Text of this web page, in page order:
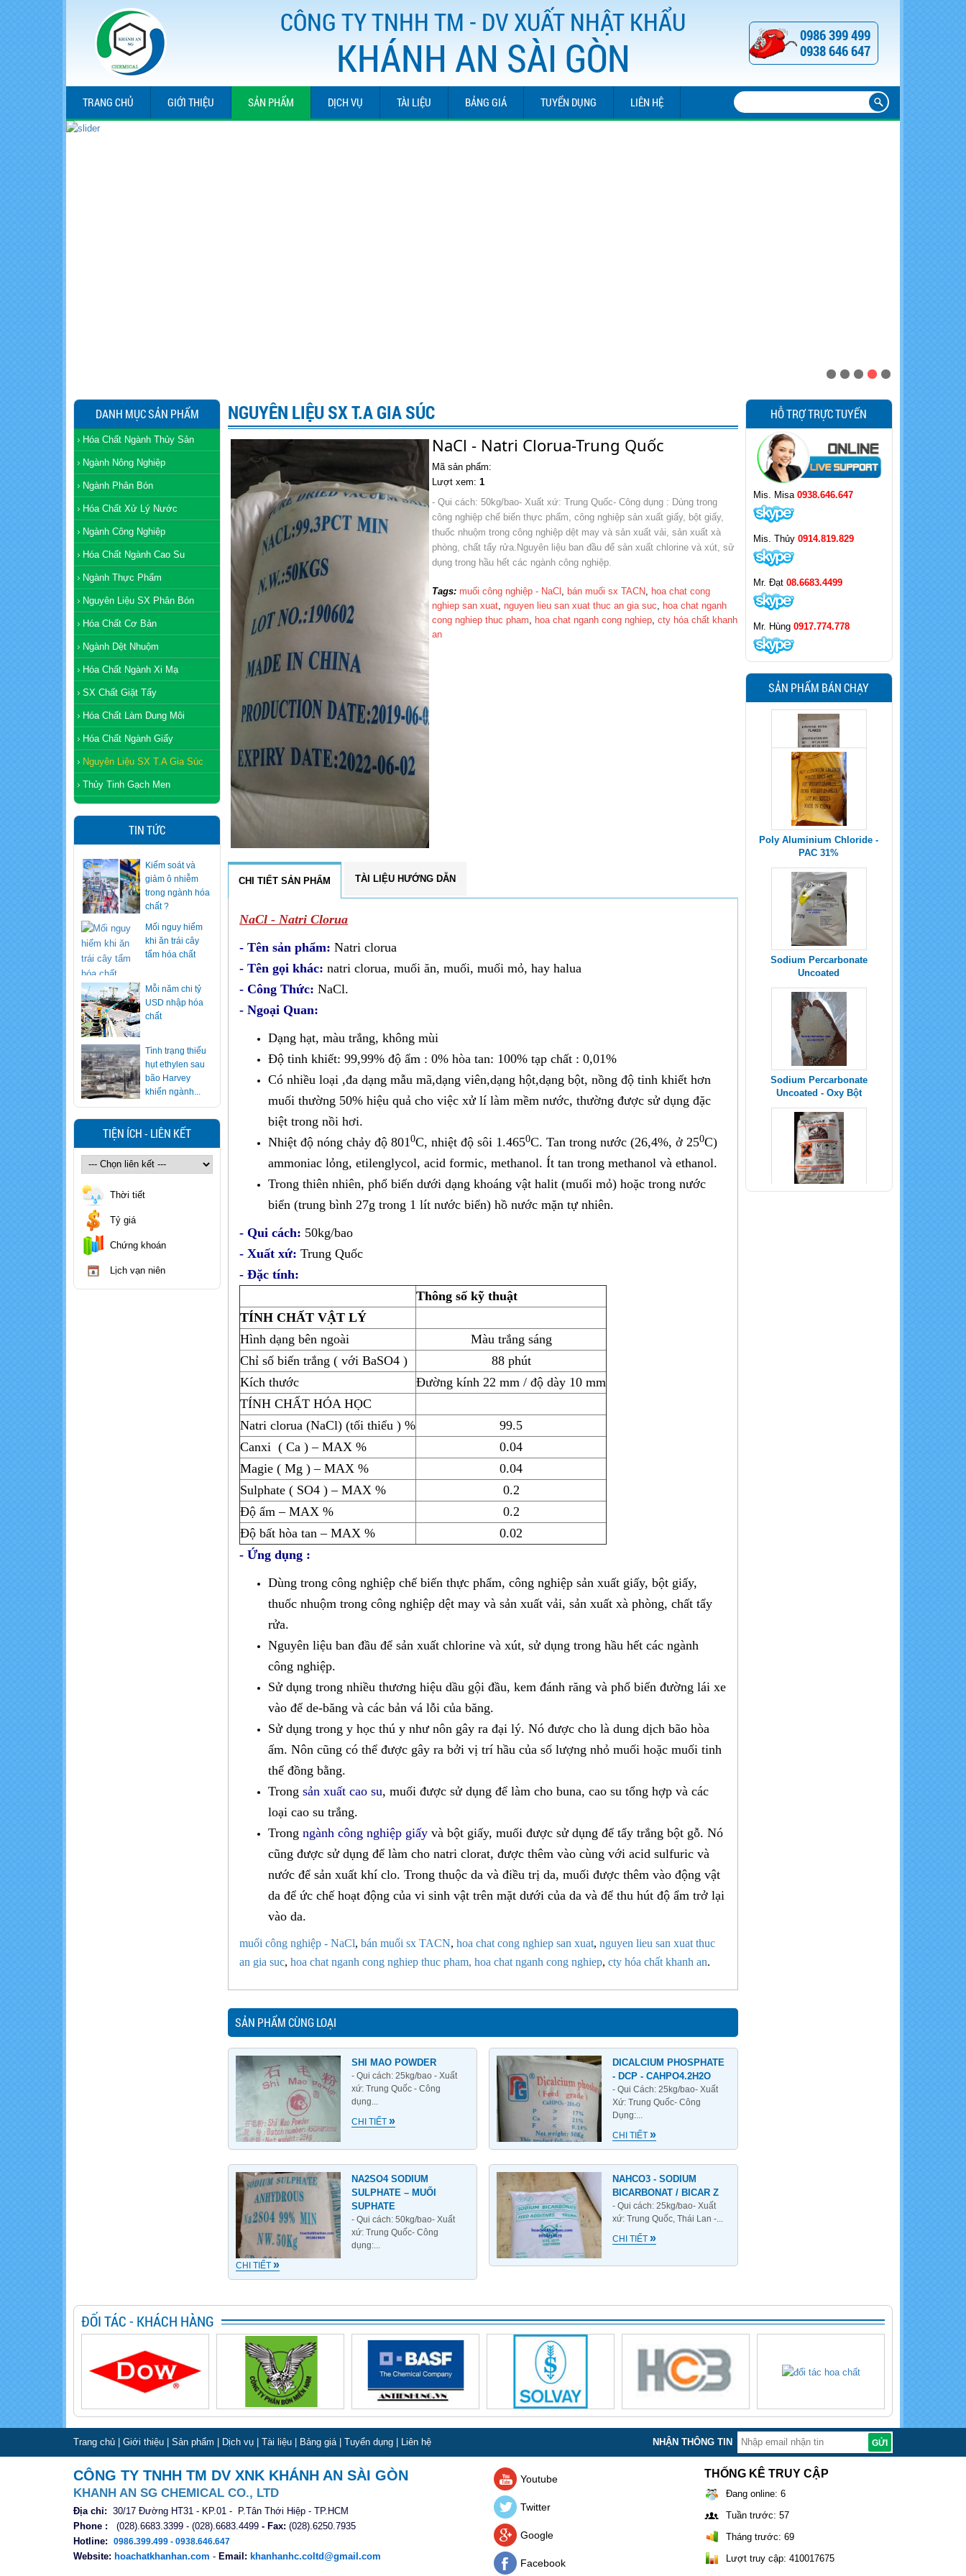
CÔNG TY TNHH TM - DV XUẤT NHẬT KHẨU
KHÁNH AN SÀI GÒN
0986 399 499
0938 646 647
TRANG CHỦ GIỚI THIỆU SẢN PHẨM DỊCH VỤ TÀI LIỆU BẢNG GIÁ TUYỂN DỤNG LIÊN HỆ
DANH MỤC SẢN PHẨM
Hóa Chất Ngành Thủy Sản
Ngành Nông Nghiệp
Ngành Phân Bón
Hóa Chất Xử Lý Nước
Ngành Công Nghiệp
Hóa Chất Ngành Cao Su
Ngành Thực Phẩm
Nguyên Liệu SX Phân Bón
Hóa Chất Cơ Bản
Ngành Dệt Nhuộm
Hóa Chất Ngành Xi Mạ
SX Chất Giặt Tẩy
Hóa Chất Làm Dung Môi
Hóa Chất Ngành Giấy
Nguyên Liệu SX T.A Gia Súc
Thủy Tinh Gạch Men
TIN TỨC
Kiểm soát và
giảm ô nhiễm
trong ngành hóa
chất ?
Mối nguy hiểm
tẩm hóa chất
chất
bão Harvey
khiến ngành...
Ăn lẩu nhiều
nhưng bạn có
mặt" nồi lẩu...
Xử trí nhanh khi
trẻ nuốt nhầm
hóa chất
methanol, 1...
Cẩn trọng với
TIỆN ÍCH - LIÊN KẾT
Thời tiết
Tỷ giá
Chứng khoán
Lịch vạn niên
NGUYÊN LIỆU SX T.A GIA SÚC
NaCl - Natri Clorua-Trung Quốc
Mã sản phẩm:
Lượt xem:1
- Qui cách: 50kg/bao- Xuất xứ: Trung Quốc- Công dụng : Dùng trong
công nghiệp chế biến thực phẩm, công nghiệp sản xuất giấy, bột giấy,
thuốc nhuộm trong công nghiệp dệt may và sản xuất vải, sản xuất xà
phòng, chất tẩy rửa.Nguyên liệu ban đầu để sản xuất chlorine và xút, sử
dụng trong hầu hết các ngành công nghiệp.
Tags: muối công nghiệp - NaCl bán muối sx TACN
hoa chat cong
nghiep san xuat nguyen lieu san xuat thuc an gia suc
hoa chat nganh
cong nghiep thuc pham
hoa chat nganh cong nghiep ,cty hóa chất khanh
an
CHI TIẾT SẢN PHẨM TÀI LIỆU HƯỚNG DẪN
NaCl - Natri Clorua
- Tên sản phẩm:Natri clorua
- Tên gọi khác:natri clorua, muối ăn, muối, muối mỏ, hay halua
- Công Thức:NaCl.
- Ngoại Quan:
Dạng hạt, màu trắng, không mùi
Độ tinh khiết: 99,99% độ ẩm : 0% hòa tan: 100% tạp chất : 0,01%
Có nhiều loại ,đa dạng mẫu mã,dạng viên,dạng hột,dạng bột, nồng độ tinh khiết hơn
muối thường 50% hiệu quả cho việc xử lí làm mềm nước, thường được sử dụng đặc
biệt trong nồi hơi.
Nhiệt độ nóng chảy độ 8010C, nhiệt độ sôi 1.4650C. Tan trong nước (26,4%, ở 250C)
ammoniac lỏng, etilenglycol, acid formic, methanol. Ít tan trong methanol và ethanol.
Trong thiên nhiên, phổ biến dưới dạng khoáng vật halit (muối mỏ) hoặc trong nước
biển (trung bình 27g trong 1 lít nước biển) hồ nước mặn tự nhiên.
- Qui cách: 50kg/bao
- Xuất xứ:Trung Quốc
-Đặc tính:
Thông số kỹ thuật
TÍNH CHẤT VẬT LÝ
Hình dạng bên ngoài
Màu trắng sáng
Chỉ số biến trắng ( với BaSO4 )
88 phút
Kích thước
Đường kính 22 mm / độ dày 10 mm
TÍNH CHẤT HÓA HỌC
Natri clorua (NaCl) (tối thiểu ) %
99.5
Canxi ( Ca ) – MAX %
0.04
Magie ( Mg ) – MAX %
0.04
Sulphate ( SO4 ) – MAX %
0.2
Độ ẩm – MAX %
0.2
Độ bất hòa tan – MAX %
0.02
- Ứng dụng :
Dùng trong công nghiệp chế biến thực phẩm, công nghiệp sản xuất giấy, bột giấy,
thuốc nhuộm trong công nghiệp dệt may và sản xuất vải, sản xuất xà phòng, chất tẩy
rửa.
Nguyên liệu ban đầu để sản xuất chlorine và xút, sử dụng trong hầu hết các ngành
công nghiệp.
Sử dụng trong nhiều thương hiệu dầu gội đầu, kem đánh răng và phổ biến đường lái xe
vào để de-băng và các bản vá lỗi của băng.
Sử dụng trong y học thú y như nôn gây ra đại lý. Nó được cho là dung dịch bão hòa
ấm. Nôn cũng có thể được gây ra bởi vị trí hầu của số lượng nhỏ muối hoặc muối tinh
thể đồng bằng.
Trongsản xuất cao su, muối được sử dụng để làm cho buna, cao su tổng hợp và các
loại cao su trắng.
Trong ngành công nghiệp giấy và bột giấy, muối được sử dụng để tẩy trắng bột gỗ. Nó
cũng được sử dụng để làm cho natri clorat, được thêm vào cùng với acid sulfuric và
nước để sản xuất khí clo. Trong thuộc da và điều trị da, muối được thêm vào động vật
da để ức chế hoạt động của vi sinh vật trên mặt dưới của da và để thu hút độ ẩm trở lại
vào da.
muối công nghiệp - NaCl,bán muối sx TACN,hoa chat cong nghiep san xuat,nguyen lieu san xuat thuc
an gia suc,hoa chat nganh cong nghiep thuc pham, hoa chat nganh cong nghiep,cty hóa chất khanh an.
SẢN PHẨM CÙNG LOẠI
SHI MAO POWDER
- Qui cách: 25kg/bao - Xuất
xứ: Trung Quốc - Công
dụng...
CHI TIẾT»
DICALCIUM PHOSPHATE
- DCP - CAHPO4.2H2O
- Qui Cách: 25kg/bao- Xuất
Xứ: Trung Quốc- Công
Dụng:...
CHI TIẾT»
NA2SO4 SODIUM
SULPHATE – MUỐI
SUPHATE
- Qui cách: 50kg/bao- Xuất
xứ: Trung Quốc- Công
dụng:...
CHI TIẾT»
NAHCO3 - SODIUM
BICARBONAT / BICAR Z
- Qui cách: 25kg/bao- Xuất
xứ: Trung Quốc, Thái Lan -...
CHI TIẾT»
HỖ TRỢ TRỰC TUYẾN
Mis. Misa 0938.646.647
Mis. Thủy 0914.819.829
Mr. Đạt 08.6683.4499
Mr. Hùng 0917.774.778
SẢN PHẨM BÁN CHẠY
Poly Aluminium Chloride -
PAC 31%
Sodium Percarbonate
Uncoated
Sodium Percarbonate
Uncoated - Oxy Bột
SODIUM METABISULFITE _
Na2S2O5
ĐỐI TÁC - KHÁCH HÀNG
Trang chủ Giới thiệu Sản phẩm Dịch vụ Tài liệu Bảng giá| Tuyển dụng Liên hệ NHẬN THÔNG TIN
CÔNG TY TNHH TM DV XNK KHÁNH AN SÀI GÒN
KHANH AN SG CHEMICAL CO., LTD
Địa chỉ: 30/17 Đường HT31 - KP.01 - P.Tân Thới Hiệp - TP.HCM
Phone : (028).6683.3399 - (028).6683.4499 - Fax: (028).6250.7935
Hotline:
0986.399.499 - 0938.646.647
Website: hoachatkhanhan.com - Email: khanhanhc.coltd@gmail.com
Youtube
Twitter
Google
Facebook
THỐNG KÊ TRUY CẬP
Đang online: 6
Tuần trước: 57
Tháng trước: 69
Lượt truy cập: 410017675